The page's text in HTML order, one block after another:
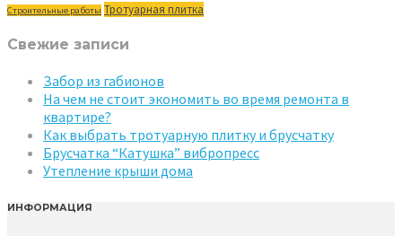
Строительные работы Тротуарная плитка
Свежие записи
Забор из габионов
На чем не стоит экономить во время ремонта в
квартире?
Как выбрать тротуарную плитку и брусчатку
Брусчатка “Катушка” вибропресс
Утепление крыши дома
ИНФОРМАЦИЯ